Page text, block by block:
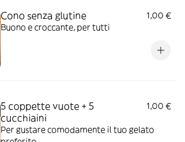
Cono senza glutine
1,00 €
Buono e croccante, per tutti
5 coppette vuote + 5
cucchiaini
1,00 €
Per gustare comodamente il tuo gelato